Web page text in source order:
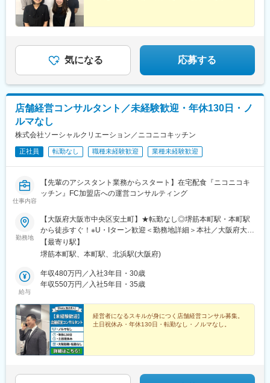
気になる 応募する
店舗経営コンサルタント／未経験歓迎・年休130日・ノ
ルマなし
株式会社ソーシャルクリエーション／ニコニコキッチン
正社員 転勤なし 職種未経験歓迎 業種未経験歓迎
仕事内容
【先輩のアシスタント業務からスタート】在宅配食『ニコニコキ
ッチン』FC加盟店への運営コンサルティング
勤務地
【大阪府大阪市中央区安土町】★転勤なし◎堺筋本町駅・本町駅
から徒歩すぐ！※U・Iターン歓迎＜勤務地詳細＞本社／大阪府大阪
市中央区安土町1-8-15 野村不動産大阪ビル4F※受動喫煙対策：
あり
【最寄り駅】
堺筋本町駅、本町駅、北浜駅(大阪府)
給与
年収480万円／入社3年目・30歳
年収550万円／入社5年目・35歳
経営者になるスキルが身につく店舗経営コンサル募集。
土日祝休み・年休130日・転勤なし・ノルマなし。